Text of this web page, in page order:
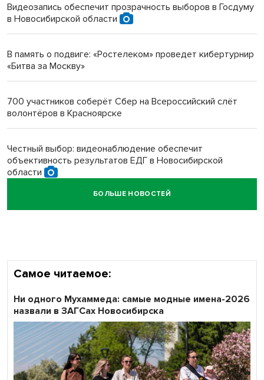
Инвалид получил условный срок за избиение врачей
Новосибирский преподаватель с женой вошли в топ-16
Обновлённое отделение ВТБ открылось в Искитиме
Видеозапись обеспечит прозрачность выборов в Госдуму
в Новосибирской области
В память о подвиге: «Ростелеком» проведет кибертурнир
«Битва за Москву»
700 участников соберёт Сбер на Всероссийский слёт
волонтёров в Красноярске
Честный выбор: видеонаблюдение обеспечит
объективность результатов ЕДГ в Новосибирской
области
Кибертанки пошли в бой: «Ростелеком» объявляет
БОЛЬШЕ НОВОСТЕЙ
Самое читаемое:
Ни одного Мухаммеда: самые модные имена-2026
назвали в ЗАГСах Новосибирска